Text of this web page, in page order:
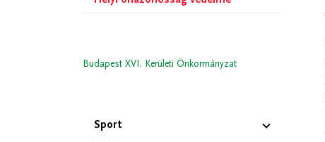
Budapest XVI. Kerületi Önkormányzat
Sport